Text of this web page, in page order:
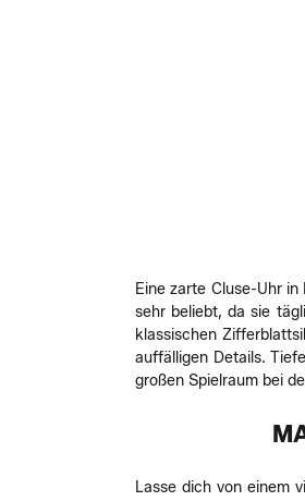
Eine zarte Cluse-Uhr
sehr beliebt, da sie
klassischen
auffälligen Details.
großen Spielraum bei
Lasse dich von einem